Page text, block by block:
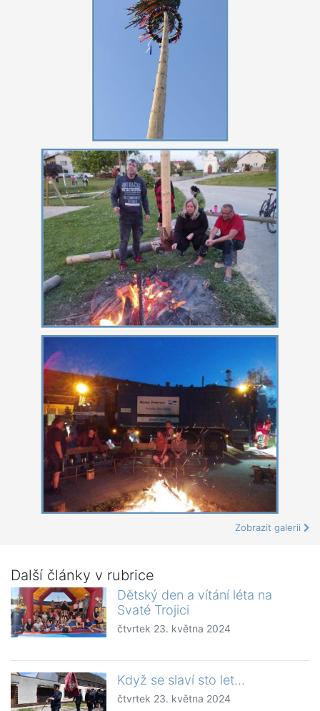
Zobrazit galerii
Další články v rubrice
Dětský den a vítání léta na
Svaté Trojici
čtvrtek 23. května 2024
Když se slaví sto let…
čtvrtek 23. května 2024